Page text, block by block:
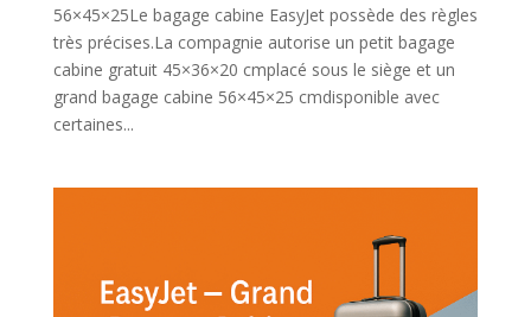
56×45×25Le bagage cabine EasyJet possède des règles
très précises.La compagnie autorise un petit bagage
cabine gratuit 45×36×20 cmplacé sous le siège et un
grand bagage cabine 56×45×25 cmdisponible avec
certaines...